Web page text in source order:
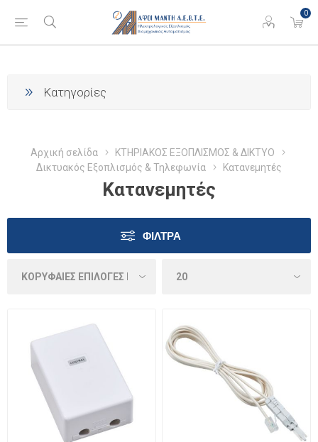
0
Κατηγορίες
Αρχική σελίδα
ΚΤΗΡΙΑΚΟΣ ΕΞΟΠΛΙΣΜΟΣ & ΔΙΚΤΥΟ
Δικτυακός Εξοπλισμός & Τηλεφωνία
Κατανεμητές
Κατανεμητές
ΦΊΛΤΡΑ